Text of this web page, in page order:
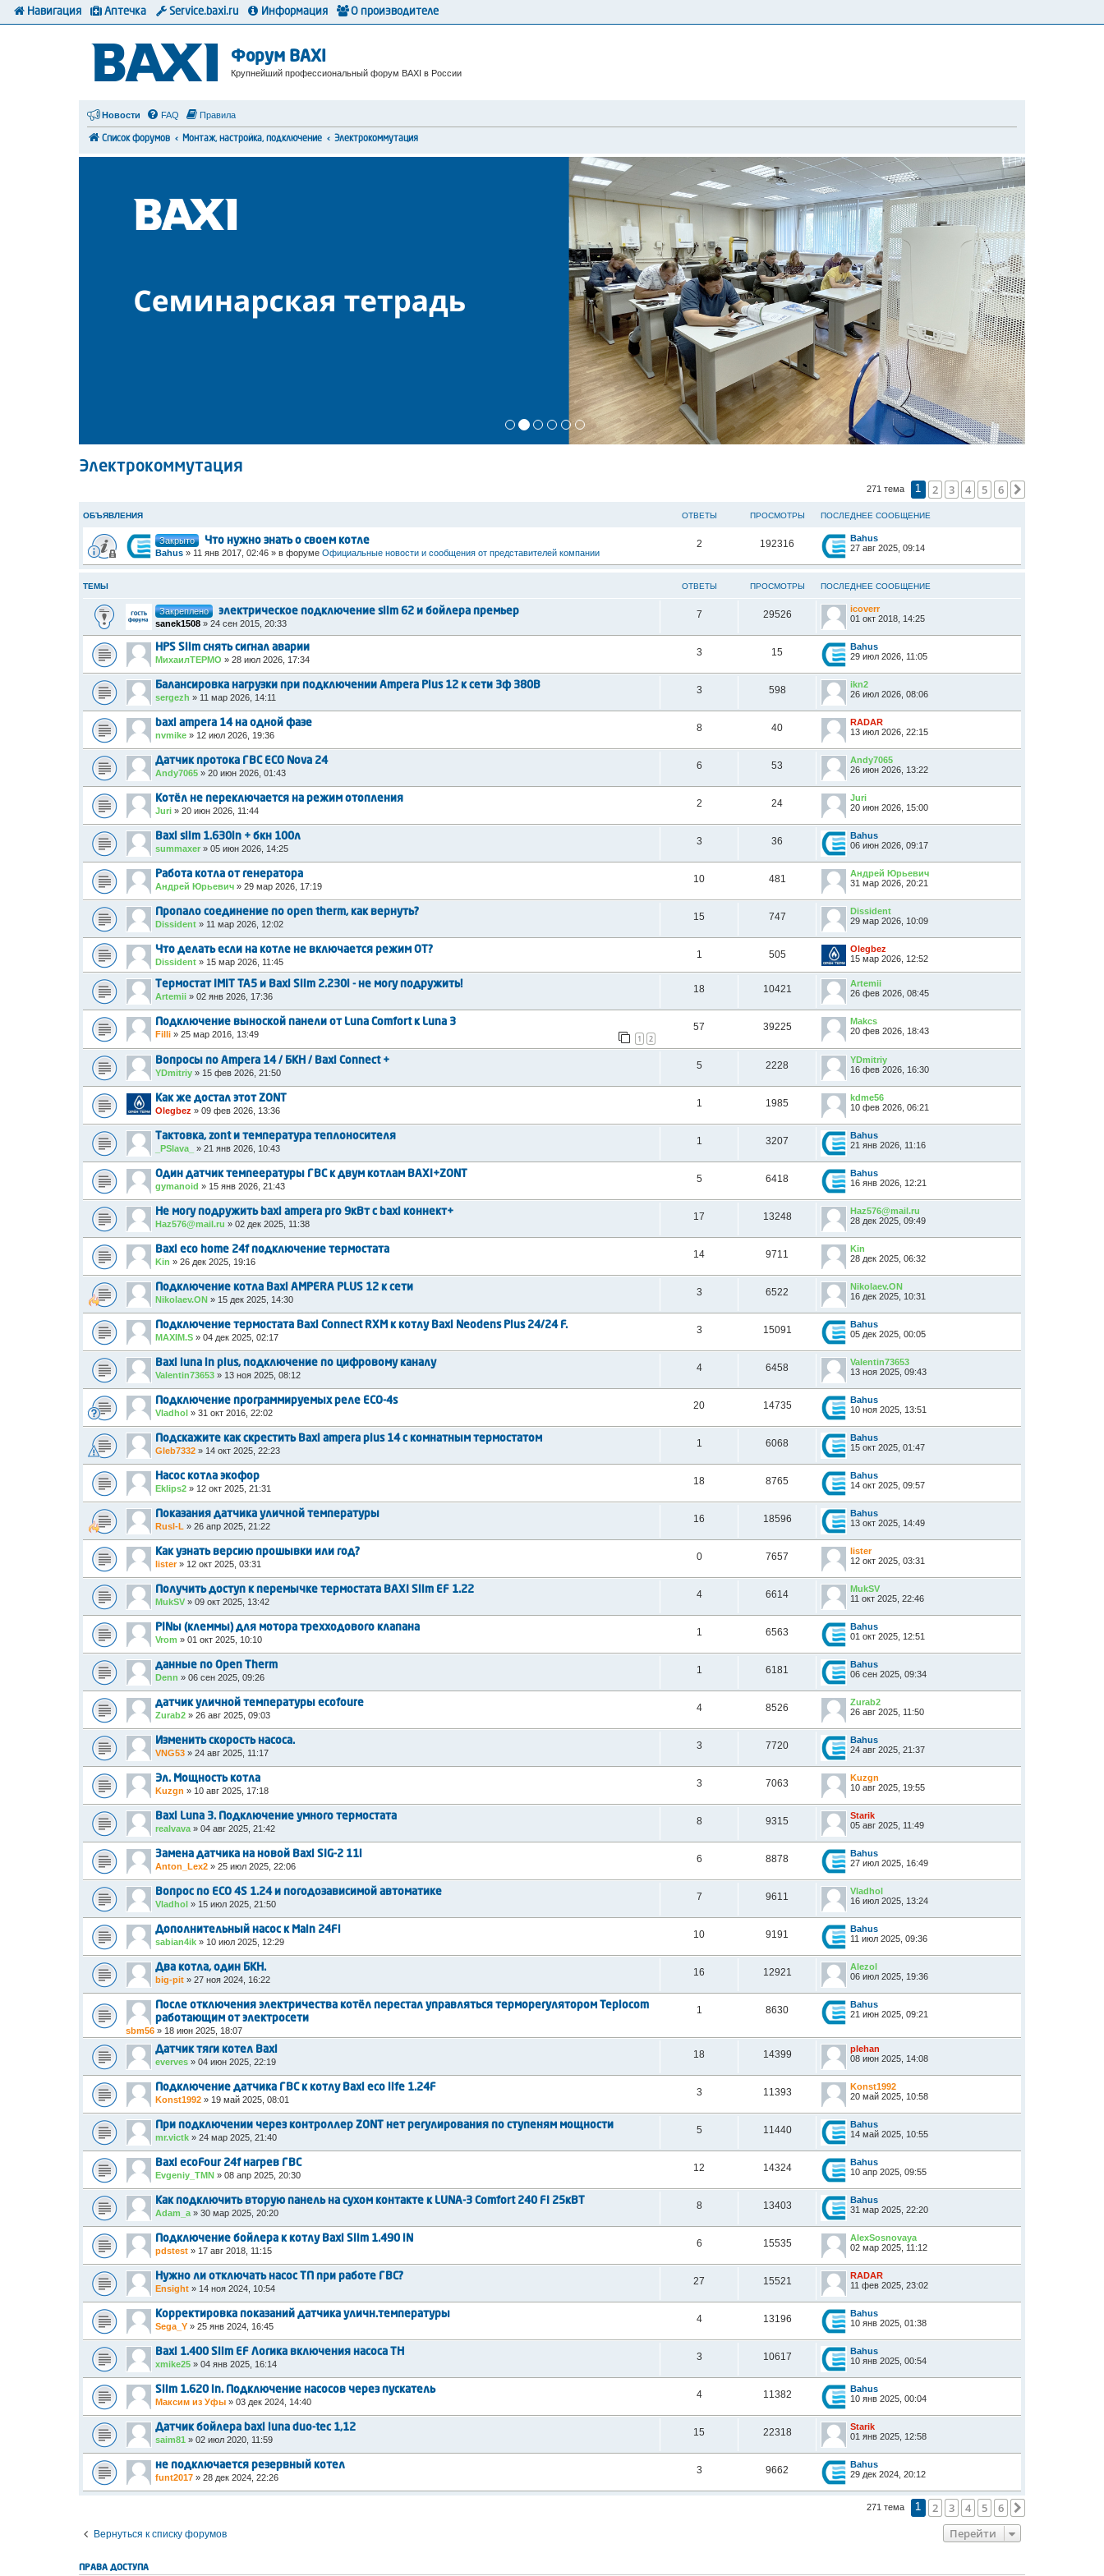
Форум BAXI
Крупнейший профессиональный форум BAXI в России
Новости FAQ Правила
Список форумов Монтаж, настройка, подключение Электрокоммутация
Электрокоммутация
271 тема 1 2 3 4 5 6
ОБЪЯВЛЕНИЯ ОТВЕТЫ ПРОСМОТРЫ ПОСЛЕДНЕЕ СООБЩЕНИЕ
Закрыто Что нужно знать о своем котле
Bahus » 11 янв 2017, 02:46 » в форуме Официальные новости и сообщения от представителей компании
2 192316
Bahus
27 авг 2025, 09:14
ТЕМЫ ОТВЕТЫ ПРОСМОТРЫ ПОСЛЕДНЕЕ СООБЩЕНИЕ
Закреплено электрическое подключение slim 62 и бойлера премьер
sanek1508 » 24 сен 2015, 20:33
7 29526
icoverr
01 окт 2018, 14:25
HPS Slim снять сигнал аварии
МихаилТЕРМО » 28 июл 2026, 17:34
3 15
Bahus
29 июл 2026, 11:05
Балансировка нагрузки при подключении Ampera Plus 12 к сети 3ф 380В
sergezh » 11 мар 2026, 14:11
3 598
ikn2
26 июл 2026, 08:06
baxi ampera 14 на одной фазе
nvmike » 12 июл 2026, 19:36
8 40
RADAR
13 июл 2026, 22:15
Датчик протока ГВС ECO Nova 24
Andy7065 » 20 июн 2026, 01:43
6 53
Andy7065
26 июн 2026, 13:22
Котёл не переключается на режим отопления
Juri » 20 июн 2026, 11:44
2 24
Juri
20 июн 2026, 15:00
Baxi slim 1.630in + бкн 100л
summaxer » 05 июн 2026, 14:25
3 36
Bahus
06 июн 2026, 09:17
Работа котла от генератора
Андрей Юрьевич » 29 мар 2026, 17:19
10 481
Андрей Юрьевич
31 мар 2026, 20:21
Пропало соединение по open therm, как вернуть?
Dissident » 11 мар 2026, 12:02
15 747
Dissident
29 мар 2026, 10:09
Что делать если на котле не включается режим ОТ?
Dissident » 15 мар 2026, 11:45
1 505
Olegbez
15 мар 2026, 12:52
Термостат IMIT TA5 и Baxi Slim 2.230i - не могу подружить!
Artemii » 02 янв 2026, 17:36
18 10421
Artemii
26 фев 2026, 08:45
Подключение выноской панели от Luna Comfort к Luna 3
Filli » 25 мар 2016, 13:49 1 2
57 39225
Makcs
20 фев 2026, 18:43
Вопросы по Ampera 14 / БКН / Baxi Connect +
YDmitriy » 15 фев 2026, 21:50
5 2228
YDmitriy
16 фев 2026, 16:30
Как же достал этот ZONT
Olegbez » 09 фев 2026, 13:36
1 1985
kdme56
10 фев 2026, 06:21
Тактовка, zont и температура теплоносителя
_PSlava_ » 21 янв 2026, 10:43
1 3207
Bahus
21 янв 2026, 11:16
Один датчик темпеературы ГВС к двум котлам BAXI+ZONT
gymanoid » 15 янв 2026, 21:43
5 6418
Bahus
16 янв 2026, 12:21
Не могу подружить baxi ampera pro 9кВт с baxi коннект+
Haz576@mail.ru » 02 дек 2025, 11:38
17 13248
Haz576@mail.ru
28 дек 2025, 09:49
Baxi eco home 24f подключение термостата
Kin » 26 дек 2025, 19:16
14 9711
Kin
28 дек 2025, 06:32
Подключение котла Baxi AMPERA PLUS 12 к сети
Nikolaev.ON » 15 дек 2025, 14:30
3 6522
Nikolaev.ON
16 дек 2025, 10:31
Подключение термостата Baxi Connect RXM к котлу Baxi Neodens Plus 24/24 F.
MAXIM.S » 04 дек 2025, 02:17
3 15091
Bahus
05 дек 2025, 00:05
Baxi luna in plus, подключение по цифровому каналу
Valentin73653 » 13 ноя 2025, 08:12
4 6458
Valentin73653
13 ноя 2025, 09:43
Подключение программируемых реле ECO-4s
Vladhol » 31 окт 2016, 22:02
20 14735
Bahus
10 ноя 2025, 13:51
Подскажите как скрестить Baxi ampera plus 14 с комнатным термостатом
Gleb7332 » 14 окт 2025, 22:23
1 6068
Bahus
15 окт 2025, 01:47
Насос котла экофор
Eklips2 » 12 окт 2025, 21:31
18 8765
Bahus
14 окт 2025, 09:57
Показания датчика уличной температуры
Rusl-L » 26 апр 2025, 21:22
16 18596
Bahus
13 окт 2025, 14:49
Как узнать версию прошывки или год?
lister» 12 окт 2025, 03:31
0 7657
lister
12 окт 2025, 03:31
Получить доступ к перемычке термостата BAXI Slim EF 1.22
MukSV » 09 окт 2025, 13:42
4 6614
MukSV
11 окт 2025, 22:46
PINы (клеммы) для мотора трехходового клапана
Vrom » 01 окт 2025, 10:10
1 6563
Bahus
01 окт 2025, 12:51
данные по Open Therm
Denn » 06 сен 2025, 09:26
1 6181
Bahus
06 сен 2025, 09:34
датчик уличной температуры ecofoure
Zurab2 » 26 авг 2025, 09:03
4 8526
Zurab2
26 авг 2025, 11:50
Изменить скорость насоса.
VNG53 » 24 авг 2025, 11:17
3 7720
Bahus
24 авг 2025, 21:37
Эл. Мощность котла
Kuzgn » 10 авг 2025, 17:18
3 7063
Kuzgn
10 авг 2025, 19:55
Baxi Luna 3. Подключение умного термостата
realvava » 04 авг 2025, 21:42
8 9315
Starik
05 авг 2025, 11:49
Замена датчика на новой Baxi SIG-2 11i
Anton_Lex2 » 25 июл 2025, 22:06
6 8878
Bahus
27 июл 2025, 16:49
Вопрос по ECO 4S 1.24 и погодозависимой автоматике
Vladhol » 15 июл 2025, 21:50
7 9611
Vladhol
16 июл 2025, 13:24
Дополнительный насос к Main 24Fi
sabian4ik » 10 июл 2025, 12:29
10 9191
Bahus
11 июл 2025, 09:36
Два котла, один БКН.
big-pit » 27 ноя 2024, 16:22
16 12921
Alezol
06 июл 2025, 19:36
После отключения электричества котёл перестал управляться терморегулятором Teplocom
работающим от электросети
sbm56 » 18 июн 2025, 18:07
1 8630
Bahus
21 июн 2025, 09:21
Датчик тяги котел Baxi
everves » 04 июн 2025, 22:19
18 14399
plehan
08 июн 2025, 14:08
Подключение датчика ГВС к котлу Baxi eco life 1.24F
Konst1992 » 19 май 2025, 08:01
3 11393
Konst1992
20 май 2025, 10:58
При подключении через контроллер ZONT нет регулирования по ступеням мощности
mr.victk » 24 мар 2025, 21:40
5 11440
Bahus
14 май 2025, 10:55
Baxi ecoFour 24f нагрев ГВС
Evgeniy_TMN » 08 апр 2025, 20:30
12 14324
Bahus
10 апр 2025, 09:55
Как подключить вторую панель на сухом контакте к LUNA-3 Comfort 240 FI 25кВТ
Adam_a » 30 мар 2025, 20:20
8 13403
Bahus
31 мар 2025, 22:20
Подключение бойлера к котлу Baxi Slim 1.490 iN
pdstest » 17 авг 2018, 11:15
6 15535
AlexSosnovaya
02 мар 2025, 11:12
Нужно ли отключать насос ТП при работе ГВС?
Ensight » 14 ноя 2024, 10:54
27 15521
RADAR
11 фев 2025, 23:02
Корректировка показаний датчика уличн.температуры
Sega_Y » 25 янв 2024, 16:45
4 13196
Bahus
10 янв 2025, 01:38
Baxi 1.400 Slim EF Логика включения насоса ТН
xmike25 » 04 янв 2025, 16:14
3 10617
Bahus
10 янв 2025, 00:54
Slim 1.620 in. Подключение насосов через пускатель
Максим из Уфы » 03 дек 2024, 14:40
4 11382
Bahus
10 янв 2025, 00:04
Датчик бойлера baxi luna duo-tec 1,12
saim81 » 02 июл 2020, 11:59
15 22318
Starik
01 янв 2025, 12:58
не подключается резервный котел
funt2017 » 28 дек 2024, 22:26
3 9662
Bahus
29 дек 2024, 20:12
271 тема 1 2 3 4 5 6
Вернуться к списку форумов Перейти
ПРАВА ДОСТУПА
Навигация Аптечка Service.baxi.ru Информация О производителе